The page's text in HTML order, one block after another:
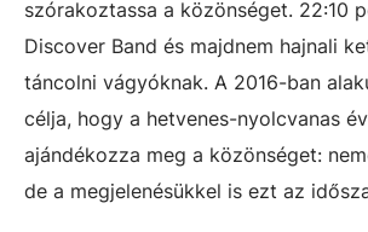
szórakoztassa a közönséget. 22:10
Discover Band és majdnem hajnali
táncolni vágyóknak. A 2016-ban
célja, hogy a hetvenes-nyolcvanas
ajándékozza meg a közönséget:
de a megjelenésükkel is ezt az